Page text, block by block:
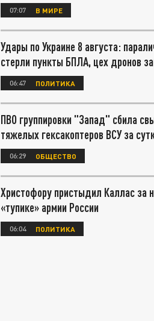
07:07 В МИРЕ
Удары по Украине 8 августа:
стерли пункты БПЛА, цех дронов
06:47 ПОЛИТИКА
ПВО группировки "Запад" сбила
тяжелых гексакоптеров ВСУ за
06:29 ОБЩЕСТВО
Христофору пристыдил Каллас за
«тупике» армии России
06:04 ПОЛИТИКА